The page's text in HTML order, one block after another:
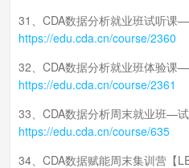
31、CDA数据分析就业班试听
https://edu.cda.cn/course/2360
32、CDA数据分析就业班体验课
https://edu.cda.cn/course/2361
33、CDA数据分析周末就业班—
https://edu.cda.cn/course/635
34、CDA数据赋能周末集训营【